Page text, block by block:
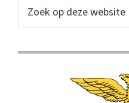
Sidebar
op
website